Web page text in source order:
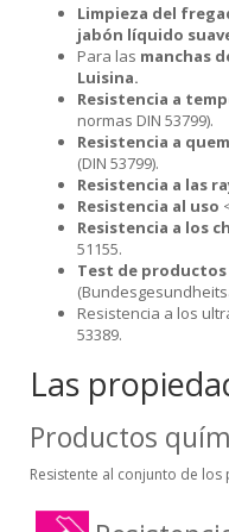
Limpieza del
jabón líquido
Para las manchas
Luisina.
Resistencia a
normas DIN 53799).
Resistencia a
(DIN 53799).
Resistencia a las
Resistencia al uso
Resistencia a los
51155.
Test de productos
Resistencia a los
53389.
Las
Productos
Resistente al conjunto de